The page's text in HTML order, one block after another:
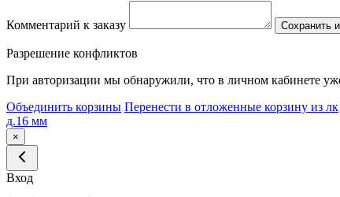
Комментарий к заказу Сохранить
Разрешение конфликтов
При авторизации мы обнаружили, что в личном кабинете
Объединить корзины Перенести в отложенные корзину из лк
д.16 мм
×
Вход